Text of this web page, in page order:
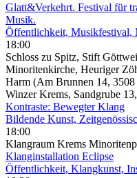
Glatt&Verkehrt. Festival für
Musik.
Öffentlichkeit, Musikfestival,
18:00
Schloss zu Spitz, Stift
Minoritenkirche, Heuriger
Harm (Am Brunnen 14,
Winzer Krems, Sandgrube
Kontraste: Bewegter Klang
Bildende Kunst,
18:00
Klangraum Krems
Klanginstallation Eclipse
Öffentlichkeit, Klangkunst,